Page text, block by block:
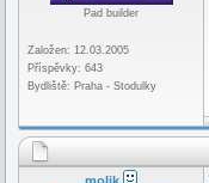
Pad builder
Založen: 12.03.2005
Příspěvky: 643
Bydliště: Praha - Stodulky